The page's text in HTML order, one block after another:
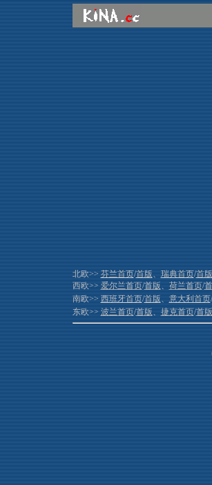
北欧>>芬兰首页/首版、瑞典首页/首版
西欧>>爱尔兰首页/首版、荷兰首页/
南欧>>西班牙首页/首版、意大利首页/
东欧>>波兰首页/首版、捷克首页/首版